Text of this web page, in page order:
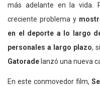
más adelante en la vida.
creciente problema y
en el deporte a lo largo
personales a largo plazo,
Gatorade lanzó una nueva
En este conmovedor film,